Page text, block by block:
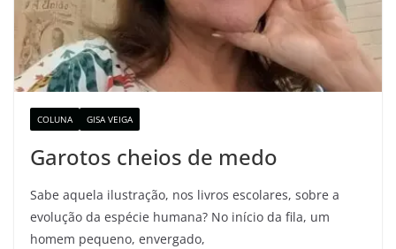
COLUNA GISA VEIGA
Garotos cheios de medo
Sabe aquela ilustração, nos livros escolares, sobre a
evolução da espécie humana? No início da fila, um
homem pequeno, envergado,